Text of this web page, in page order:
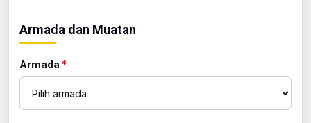
Armada dan Muatan
Armada *